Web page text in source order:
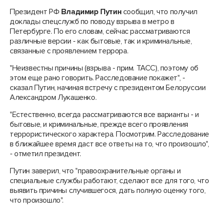
Президент РФ Владимир Путин сообщил, что получил
доклады спецслужб по поводу взрыва в метро в
Петербурге. По его словам, сейчас рассматриваются
различные версии - как бытовые, так и криминальные,
связанные с проявлением террора.
"Неизвестны причины (взрыва - прим. ТАСС), поэтому об
этом еще рано говорить. Расследование покажет", -
сказал Путин, начиная встречу с президентом Белоруссии
Александром Лукашенко.
"Естественно, всегда рассматриваются все варианты - и
бытовые, и криминальные, прежде всего проявления
террористического характера. Посмотрим. Расследование
в ближайшее время даст все ответы на то, что произошло",
- отметил президент.
Путин заверил, что "правоохранительные органы и
специальные службы работают, сделают все для того, что
выявить причины случившегося, дать полную оценку того,
что произошло".